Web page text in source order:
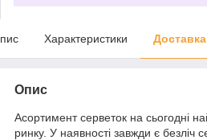
Характеристики Доставка
Опис
Асортимент серветок на сьогодні
ринку. У наявності завжди є безліч